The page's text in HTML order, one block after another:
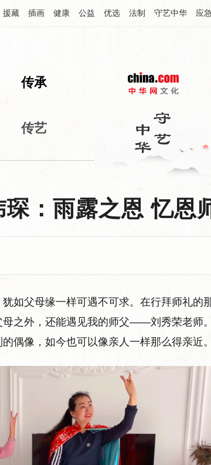
援藏 插画 健康 公益 优选 法制 守艺中华 应
传承
传艺
：雨露之恩 忆恩
如父母缘一样可遇不可求。在行拜师礼的
母之外，还能遇见我的师父——刘秀荣老师
偶像，如今也可以像亲人一样那么得亲近。